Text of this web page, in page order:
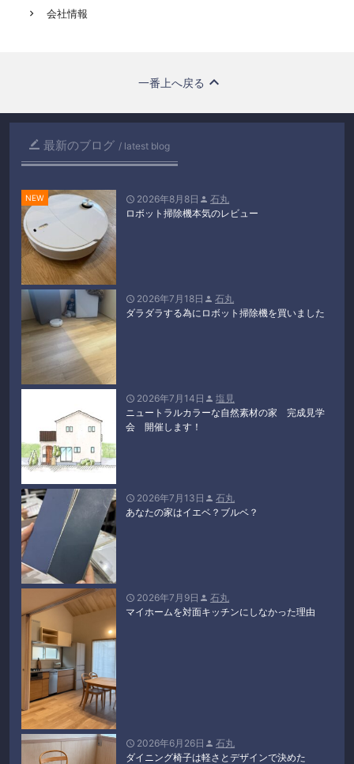
会社情報
一番上へ戻る
 最新のブログ latest blog
 2026年8月8日  石丸
ロボット掃除機本気のレビュー
 2026年7月18日  石丸
ダラダラする為にロボット掃除機を買いました
 2026年7月14日  塩見
ニュートラルカラーな自然素材の家 完成見学
会 開催します！
 2026年7月13日  石丸
あなたの家はイエベ？ブルベ？
 2026年7月9日  石丸
マイホームを対面キッチンにしなかった理由
 2026年6月26日  石丸
ダイニング椅子は軽さとデザインで決めた